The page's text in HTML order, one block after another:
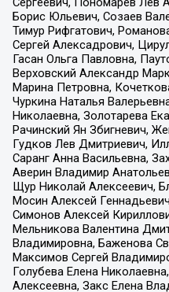
Борис Юльевич, Созаев
Тимур Рифгатович,
Сергей Алексадрович,
Гасан Ольга Павловна,
Верховский Александр
Марина Петровна,
Чуркина Наталья
Николаевна, Золотарева
Рачинский Ян Збигневич,
Гудков Лев Дмитриевич,
Саранг Анна Васильевна,
Аверин Владимир
Щур Николай Алексеевич,
Мосин Алексей
Симонов Алексей
Мельникова Валентина
Владимировна, Баженова
Максимов Сергей
Голубева Елена
Алексеевна, Закс Елена